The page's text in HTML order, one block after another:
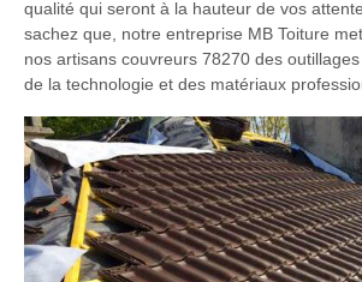
qualité qui seront à la hauteur de vos
sachez que, notre entreprise MB Toiture
nos artisans couvreurs 78270 des
de la technologie et des matériaux